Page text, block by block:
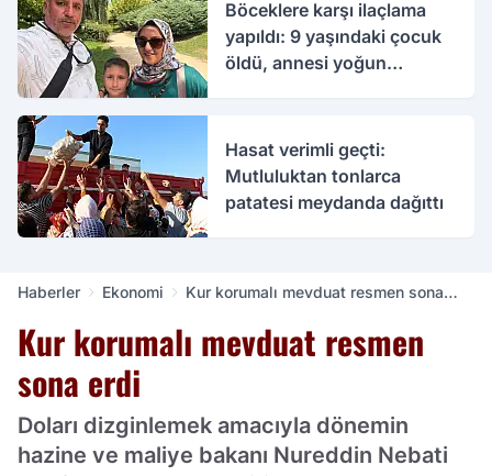
Böceklere karşı ilaçlama
yapıldı: 9 yaşındaki çocuk
öldü, annesi yoğun
Hasat verimli geçti:
Mutluluktan tonlarca
patatesi meydanda dağıttı
Haberler Ekonomi
Kur korumalı mevduat resmen sona
Kur korumalı mevduat resmen
sona erdi
Doları dizginlemek amacıyla dönemin
hazine ve maliye bakanı Nureddin Nebati